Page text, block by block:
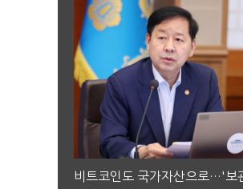
비트코인도 국가자산으로…'보